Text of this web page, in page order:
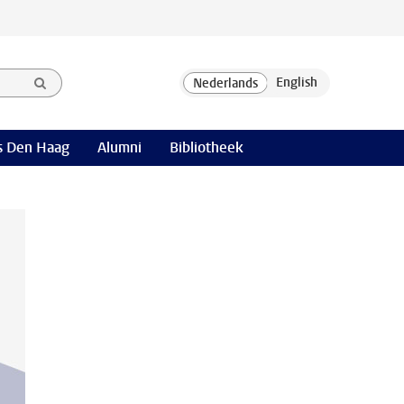
Den Haag Alumni Bibliotheek